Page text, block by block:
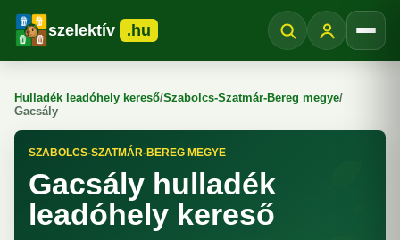
szelektív .hu
Hulladék leadóhely kereső/Szabolcs-Szatmár-Bereg megye/
Gacsály
SZABOLCS-SZATMÁR-BEREG MEGYE
Gacsály hulladék
leadóhely kereső